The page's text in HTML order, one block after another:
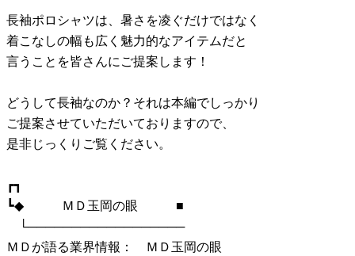
長袖ポロシャツは、暑さを凌ぐだけではなく
着こなしの幅も広く魅力的なアイテムだと
言うことを皆さんにご提案します！
どうして長袖なのか？それは本編でしっかり
ご提案させていただいておりますので、
是非じっくりご覧ください。
┏┓
┗◆ ＭＤ玉岡の眼 ■
└──────────────────
ＭＤが語る業界情報： ＭＤ玉岡の眼